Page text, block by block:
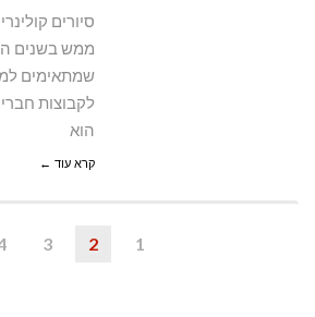
סיורים
ממש בשנים
שמתאימים
הוא
קרא עוד ←
1
2
3